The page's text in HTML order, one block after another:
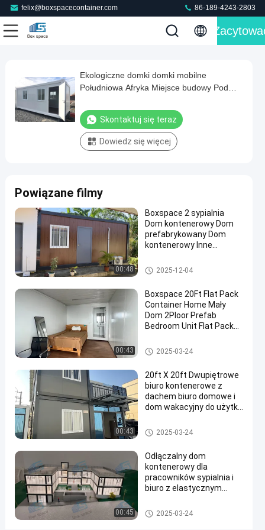
felix@boxspacecontainer.com 86-189-4243-2803
Ekologiczne
domki
domki
budowy
Pod
biurowy
łazienką
Zdejmowany
dom
kontenerowy
2025-
03-13
się teraz
Podział
#
Przenośne
domy
kontenerowe
Domy z
prefabrykowanymi
kontenerami do
przechowywania
#
Domy
prefabrykowane
O
X
Ekologiczne domki domki mobilne
Południowa Afryka Miejsce budowy Pod
Skontaktuj się teraz
Dowiedz się więcej
Powiązane filmy
00:48
Boxspace 2 sypialnia
Dom kontenerowy Dom
prefabrykowany Dom
kontenerowy Inne
nieruchomości
Dwupiętrowy dom
Zdejmowany dom kontenerow
y
2025-12-04
00:43
Boxspace 20Ft Flat Pack
Container Home Mały
Dom 2Ploor Prefab
Bedroom Unit Flat Pack
Zdejmowany dom kontenerow
y
2025-03-24
00:43
20ft X 20ft Dwupiętrowe
biuro kontenerowe z
dachem biuro domowe i
dom wakacyjny do użytku
Zdejmowany dom kontenerow
y
2025-03-24
00:45
Odłączalny dom
kontenerowy dla
pracowników sypialnia i
biuro z elastycznym
rozmiarem i łatwą
instalacją
Zdejmowany dom kontenerow
y
2025-03-24